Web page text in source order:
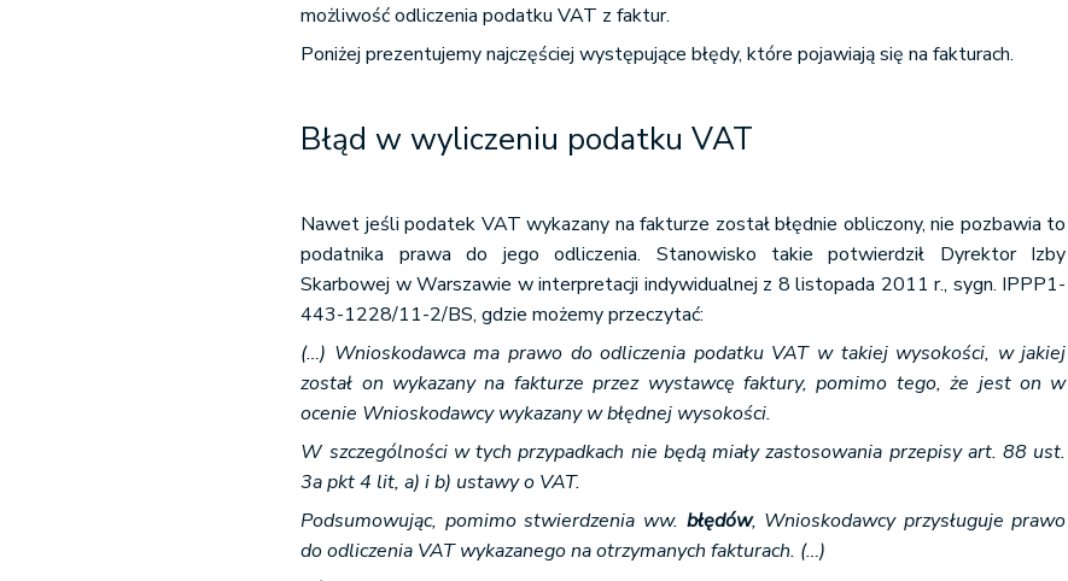
możliwość odliczenia podatku VAT z faktur.
Poniżej prezentujemy najczęściej występujące błędy, które pojawiają się na fakturach.
Błąd w wyliczeniu podatku VAT
Nawet jeśli podatek VAT wykazany na fakturze został błędnie obliczony, nie pozbawia to
podatnika prawa do jego odliczenia. Stanowisko takie potwierdził Dyrektor Izby
Skarbowej w Warszawie w interpretacji indywidualnej z 8 listopada 2011 r., sygn. IPPP1-
443-1228/11-2/BS, gdzie możemy przeczytać:
(…) Wnioskodawca ma prawo do odliczenia podatku VAT w takiej wysokości, w jakiej
został on wykazany na fakturze przez wystawcę faktury, pomimo tego, że jest on w
ocenie Wnioskodawcy wykazany w błędnej wysokości.
W szczególności w tych przypadkach nie będą miały zastosowania przepisy art. 88 ust.
3a pkt 4 lit, a) i b) ustawy o VAT.
Podsumowując, pomimo stwierdzenia ww. błędów, Wnioskodawcy przysługuje prawo
do odliczenia VAT wykazanego na otrzymanych fakturach. (…)